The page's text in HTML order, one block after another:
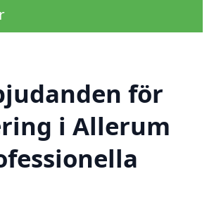
för
i Allerum